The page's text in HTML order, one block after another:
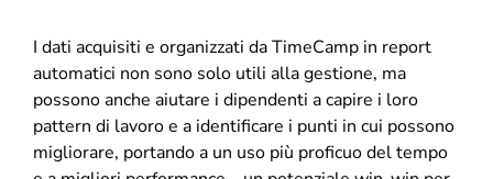
I dati acquisiti e organizzati da TimeCamp in report
automatici non sono solo utili alla gestione, ma
possono anche aiutare i dipendenti a capire i loro
pattern di lavoro e a identificare i punti in cui possono
migliorare, portando a un uso più proficuo del tempo